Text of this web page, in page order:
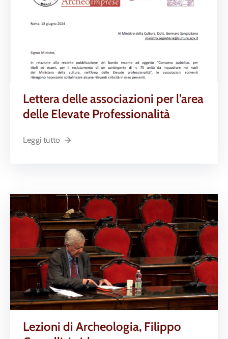
Lettera delle associazioni per l’area
delle Elevate Professionalità
Leggi tutto
Lezioni di Archeologia, Filippo